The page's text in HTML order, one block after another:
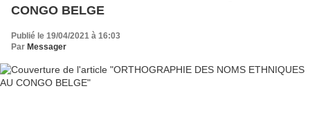
CONGO BELGE
Publié le 19/04/2021 à 16:03
Par Messager